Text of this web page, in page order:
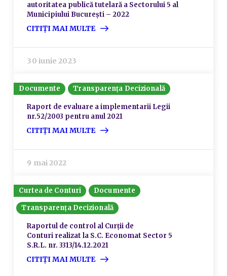
autoritatea publică tutelară a Sectorului 5 al
Municipiului București – 2022
CITIȚI MAI MULTE
30 iunie 2023
Documente Transparența Decizională
Raport de evaluare a implementarii Legii
nr.52/2003 pentru anul 2021
CITIȚI MAI MULTE
9 mai 2022
Curtea de Conturi
Documente
Transparența Decizională
Raportul de control al Curții de
Conturi realizat la S.C. Economat Sector 5
S.R.L. nr. 3313/14.12.2021
CITIȚI MAI MULTE